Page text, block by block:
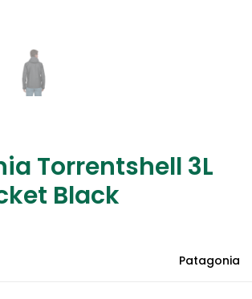
Torrentshell 3L
Black
Patagonia